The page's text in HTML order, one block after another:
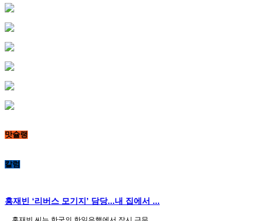
맛슐랭
칼럼
홍재빈 ‘리버스 모기지’ 담당...내 집에서 ...